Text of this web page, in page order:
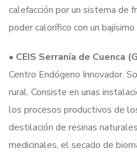
calefacción por un sistema de
poder calorífico con un
• CEIS Serranía de Cuenca
Centro Endógeno Innovador.
rural. Consiste en unas
los procesos productivos de
destilación de resinas
medicinales, el secado de